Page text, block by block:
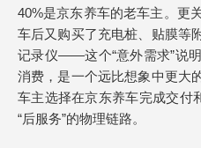
40%是京东养车的老车主。更
车后又购买了充电桩、贴膜等
记录仪——这个“意外需求”说
消费，是一个远比想象中更大
车主选择在京东养车完成交付
“后服务”的物理链路。